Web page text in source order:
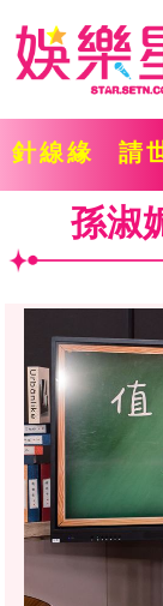
針線緣 請
孫淑